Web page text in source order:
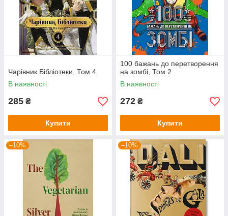
Чарівник Бібліотеки, Том 4
В наявності
285 ₴
Купити
100 бажань до перетворення
на зомбі, Том 2
В наявності
272 ₴
Купити
–10% –10%